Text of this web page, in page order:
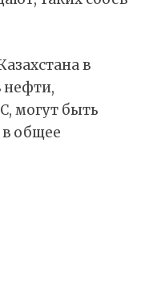
в
могут быть
общее